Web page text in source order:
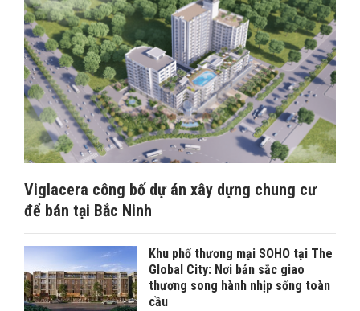
Viglacera công bố dự án xây dựng chung cư
để bán tại Bắc Ninh
Khu phố thương mại SOHO tại The
Global City: Nơi bản sắc giao
thương song hành nhịp sống toàn
cầu